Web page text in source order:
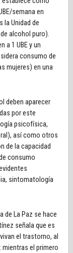
semana en
la Unidad de
alcohol puro).
a 1 UBE y un
consumo de
mujeres) en una
deben aparecer
por este
psicofísica,
así como otros
de la capacidad
consumo
sintomatología
de La Paz se hace
señala que es
el trastorno, al
el primero